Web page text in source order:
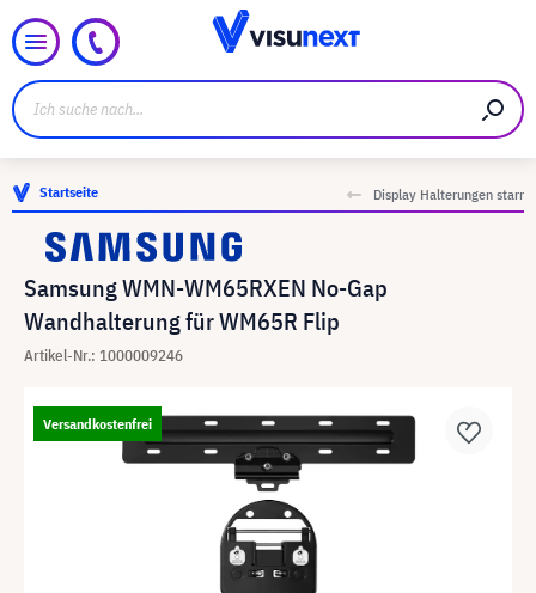
Startseite Display Halterungen starr
Samsung WMN-WM65RXEN No-Gap
Wandhalterung für WM65R Flip
Artikel-Nr.: 1000009246
Versandkostenfrei